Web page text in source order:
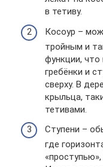
в тетиву.
Косоур –
тройным и
функции, что
гребёнки и
сверху. В
крыльца,
тетивами.
Ступени –
где